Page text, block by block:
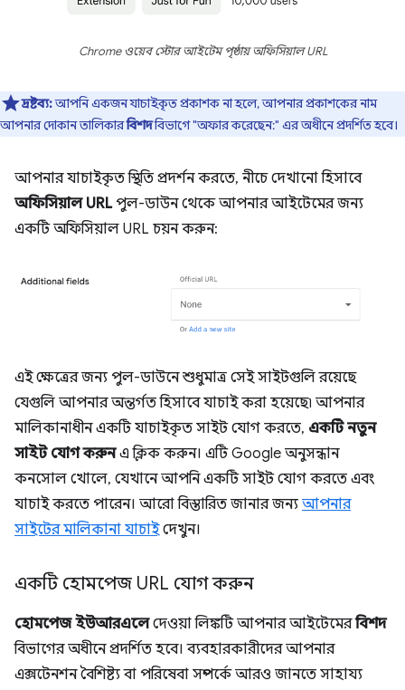
Chrome ওয়েব স্টোর আইটেম পৃষ্ঠায় অফিসিয়াল URL
দ্রষ্টব্য:আপনি একজন যাচাইকৃত প্রকাশক না হলে, আপনার প্রকাশকের নাম
আপনার দোকান তালিকারবিশদবিভাগে "অফার করেছেন:" এর অধীনে প্রদর্শিত হবে।
আপনার যাচাইকৃত স্থিতি প্রদর্শন করতে, নীচে দেখানো হিসাবে
অফিসিয়াল URLপুল-ডাউন থেকে আপনার আইটেমের জন্য
একটি অফিসিয়াল URL চয়ন করুন:
এই ক্ষেত্রের জন্য পুল-ডাউনে শুধুমাত্র সেই সাইটগুলি রয়েছে
যেগুলি আপনার অন্তর্গত হিসাবে যাচাই করা হয়েছে৷ আপনার
মালিকানাধীন একটি যাচাইকৃত সাইট যোগ করতে, একটি নতুন
সাইট যোগ করুনএ ক্লিক করুন। এটি Google অনুসন্ধান
কনসোল খোলে, যেখানে আপনি একটি সাইট যোগ করতে এবং
যাচাই করতে পারেন। আরো বিস্তারিত জানার জন্য আপনার
সাইটের মালিকানা যাচাইদেখুন।
একটি হোমপেজ URL যোগ করুন
হোমপেজ ইউআরএলেদেওয়া লিঙ্কটি আপনার আইটেমেরবিশদ
বিভাগের অধীনে প্রদর্শিত হবে। ব্যবহারকারীদের আপনার
এক্সটেনশন বৈশিষ্ট্য বা পরিষেবা সম্পর্কে আরও জানতে সাহায্য